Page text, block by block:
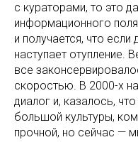
с кураторами, то это
информационного
и получается, что
наступает отупление.
все
скоростью. В 2000-х
диалог и, казалось,
большой культуры,
прочной, но сейчас —